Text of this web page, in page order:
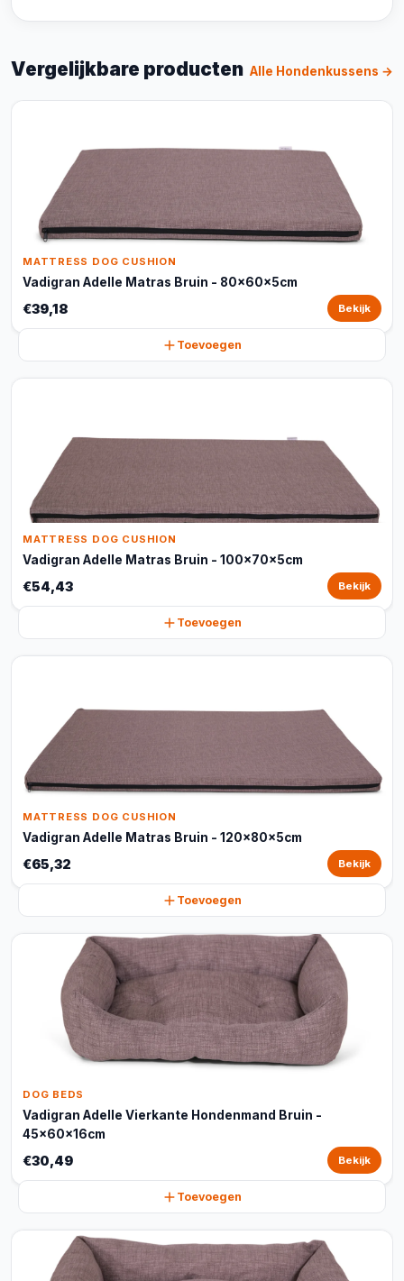
Vergelijkbare producten Alle Hondenkussens →
MATTRESS DOG CUSHION
Vadigran Adelle Matras Bruin - 80x60x5cm
€39,18 Bekijk
Toevoegen
MATTRESS DOG CUSHION
Vadigran Adelle Matras Bruin - 100x70x5cm
€54,43 Bekijk
Toevoegen
MATTRESS DOG CUSHION
Vadigran Adelle Matras Bruin - 120x80x5cm
€65,32 Bekijk
Toevoegen
DOG BEDS
Vadigran Adelle Vierkante Hondenmand Bruin -
45x60x16cm
€30,49 Bekijk
Toevoegen